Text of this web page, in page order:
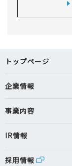
トップページ
企業情報
事業内容
IR情報
採用情報